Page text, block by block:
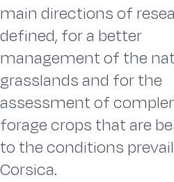
main directions of
defined, for a better
management of the
grasslands and for the
assessment of
forage crops that are
to the conditions
Corsica.